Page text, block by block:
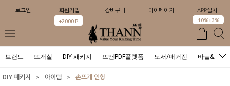
로그인 회원가입
+2000 P
장바구니 마이페이지 APP설치
10%+3%
브랜드 뜨개실 DIY 패키지 뜨앤PDF플랫폼 도서/매거진 바늘&도구
DIY 패키지 > 아이템 > 손뜨개 인형